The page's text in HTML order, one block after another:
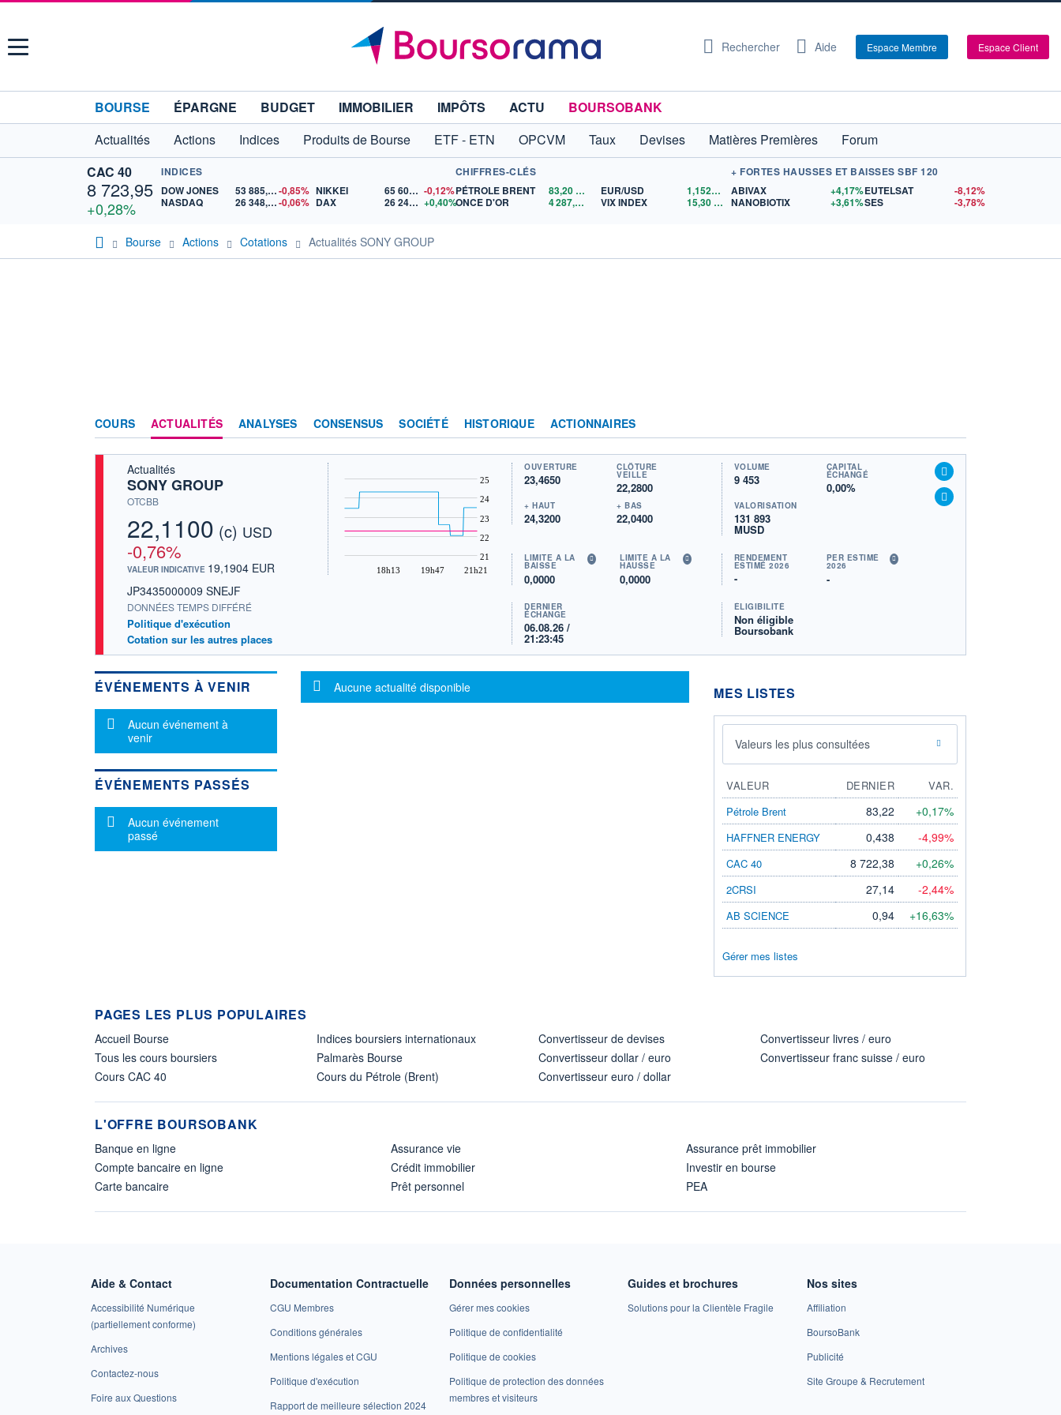
Menu Rechercher Aide Espace Membre Espace Client
BOURSE ÉPARGNE BUDGET IMMOBILIER IMPÔTS ACTU
BOURSOBANK
Actualités
Actions Indices Produits de Bourse ETF - ETN OPCVM Taux Devises Matières Premières
Forum
CAC 40
8 723,95
+0,28%
INDICES
DOW JONES
53 885,10-0,85%
NASDAQ
26 348,35-0,06%
NIKKEI 65 606,71 -0,12%
DAX
26 245,03 +0,40%
CHIFFRES-CLÉS
PÉTROLE BRENT
83,20
ONCE D'OR
4 287,53 $US
EUR/USD 1,1521$US
VIX INDEX
15,30$US
+ FORTES HAUSSES ET BAISSES SBF 120
ABIVAX
+4,17%
NANOBIOTIX
+3,61%
EUTELSAT
-8,12%
SES
-3,78%
Bourse Actions Cotations Actualités SONY GROUP
COURS ACTUALITÉS ANALYSES CONSENSUS SOCIÉTÉ HISTORIQUE ACTIONNAIRES
Actualités
SONY GROUP
OTCBB
22,1100 (c) USD
-0,76%
VALEUR INDICATIVE 19,1904 EUR
JP3435000009 SNEJF
DONNÉES TEMPS DIFFÉRÉ
Politique d'exécution
Cotation sur les autres places
18h13 19h47 21h21
21
22
23
24
25
OUVERTURE
23,4650
CLÔTURE
VEILLE
22,2800
+ HAUT
24,3200
+ BAS
22,0400
VOLUME
9 453
CAPITAL
ÉCHANGÉ
0,00%
VALORISATION
131 893
MUSD
LIMITE À LA
BAISSE
0,0000
LIMITE À LA
HAUSSE
0,0000
RENDEMENT
ESTIMÉ 2026
-
PER ESTIMÉ
2026
-
DERNIER
ÉCHANGE
06.08.26 /
21:23:45
ÉLIGIBILITÉ
Non éligible
Boursobank
ÉVÉNEMENTS À VENIR
Message d'information
Aucun événement à
venir
ÉVÉNEMENTS PASSÉS
Message d'information
Aucun événement
passé
Message d'information
Aucune actualité disponible MES LISTES
Valeurs les plus consultées
VALEUR DERNIER
VAR.
Pétrole Brent
83,22 +0,17%
HAFFNER ENERGY 0,438 -4,99%
CAC 40 8 722,38 +0,26%
2CRSI 27,14 -2,44%
AB SCIENCE 0,94 +16,63%
Gérer mes listes
PAGES LES PLUS POPULAIRES
Accueil Bourse
Tous les cours boursiers
Cours CAC 40
Indices boursiers internationaux
Palmarès Bourse
Cours du Pétrole (Brent)
Convertisseur de devises
Convertisseur dollar / euro
Convertisseur euro / dollar
Convertisseur livres / euro
Convertisseur franc suisse / euro
L'OFFRE BOURSOBANK
Banque en ligne
Compte bancaire en ligne
Carte bancaire
Assurance vie
Crédit immobilier
Prêt personnel
Assurance prêt immobilier
Investir en bourse
PEA
Aide & Contact
Accessibilité Numérique
(partiellement conforme)
Archives
Contactez-nous
Foire aux Questions
Documentation Contractuelle
CGU Membres
Conditions générales
Mentions légales et CGU
Politique d'exécution
Rapport de meilleure sélection 2024
Données personnelles
Gérer mes cookies
Politique de confidentialité
Politique de cookies
Politique de protection des données
membres et visiteurs
Guides et brochures
Solutions pour la Clientèle Fragile
Nos sites
Affiliation
BoursoBank
Publicité
Site Groupe & Recrutement